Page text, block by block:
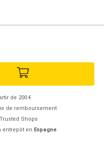
de 200 €
de remboursement
Shops
entrepôt en Espagne